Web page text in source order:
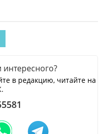
интересного?
в редакцию, читайте на